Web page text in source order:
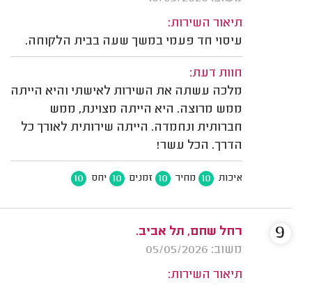
תיאור השירות:
עיסוי חד פעמי במשך שעה בבית הלקוחה.
חוות דעת:
מלכה עשתה את השירות לאישתי והיא הייתה
ממש מרוצה. היא הייתה מצוינת, ממש
חברותית ונחמדה. הייתה שירותית לאורך כל
הדרך. הכל עשר!
איכות 10 מחיר 10 זמנים 10 יחס 10
רחל שחם, תל אביב.
משוב: 05/05/2026
תיאור השירות:
9